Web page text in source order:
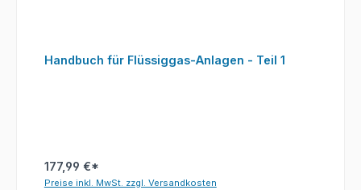
Handbuch für Flüssiggas-Anlagen - Teil 1
177,99 €*
Preise inkl. MwSt. zzgl. Versandkosten